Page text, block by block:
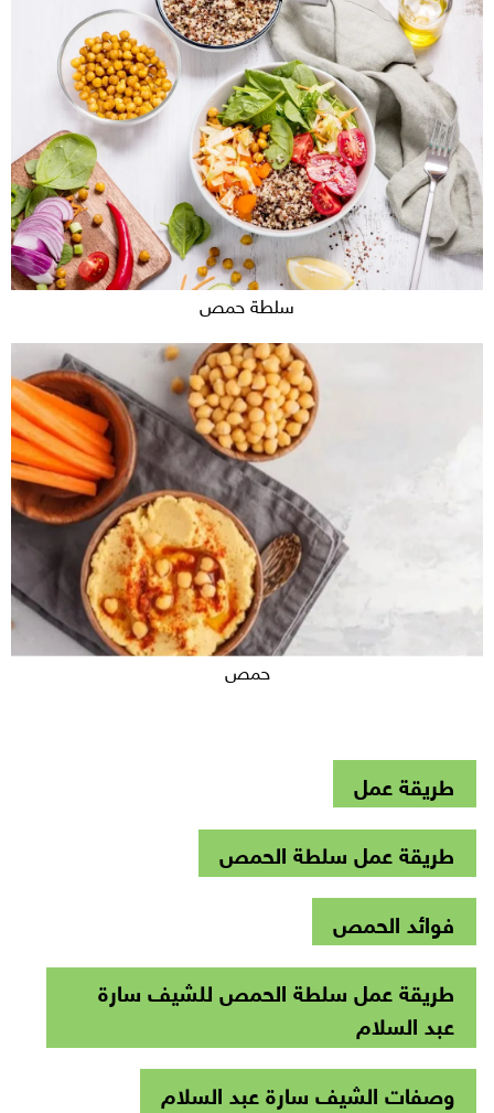
سلطة حمص
حمص
طريقة عمل
طريقة عمل سلطة الحمص
فوائد الحمص
طريقة عمل سلطة الحمص للشيف سارة
عبد السلام
وصفات الشيف سارة عبد السلام